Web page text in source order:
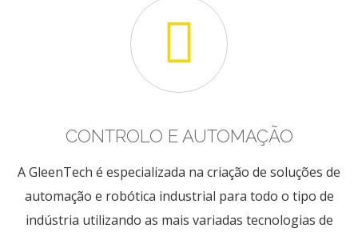
CONTROLO E AUTOMAÇÃO
A GleenTech é especializada na criação de soluções de
automação e robótica industrial para todo o tipo de
indústria utilizando as mais variadas tecnologias de